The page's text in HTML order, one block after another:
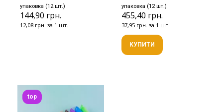
упаковка (12 шт.)
144,90 грн.
12,08 грн. за 1 шт.
упаковка (12 шт.)
455,40 грн.
37,95 грн. за 1 шт.
КУПИТИ
top